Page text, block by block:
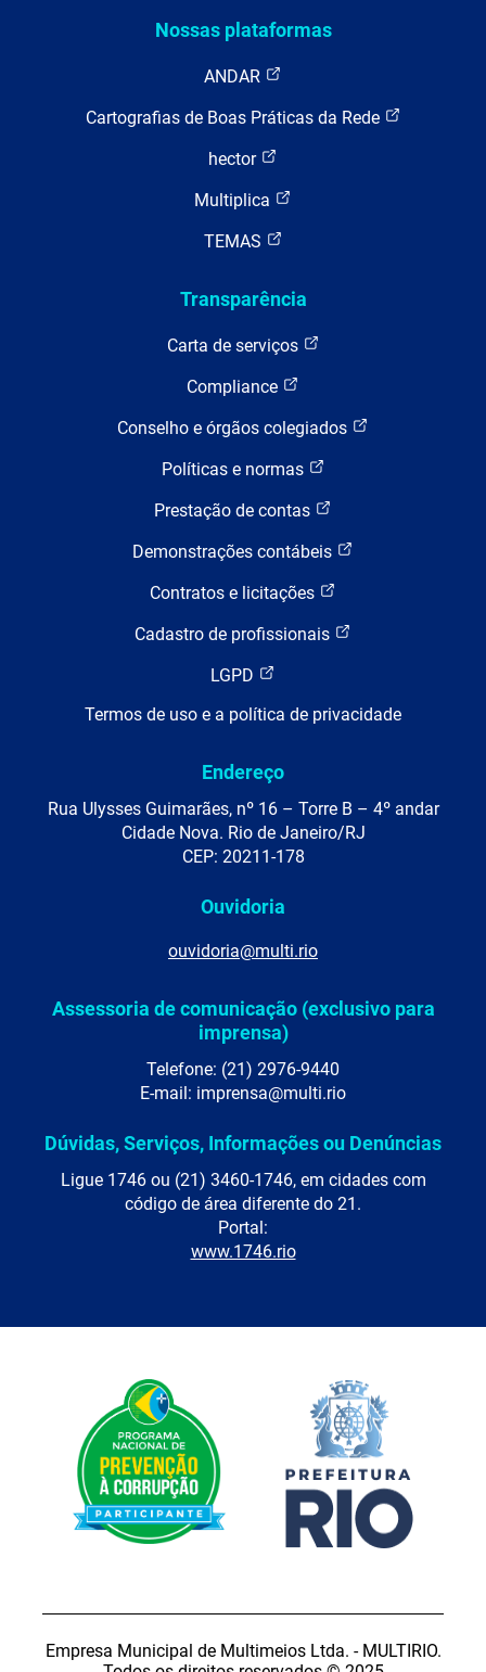
Nossas plataformas
ANDAR
Cartografias de Boas Práticas da Rede
hector
Multiplica
TEMAS
Transparência
Carta de serviços
Compliance
Conselho e órgãos colegiados
Políticas e normas
Prestação de contas
Demonstrações contábeis
Contratos e licitações
Cadastro de profissionais
LGPD
Termos de uso e a política de privacidade
Endereço
Rua Ulysses Guimarães, nº 16 – Torre B – 4º andar
Cidade Nova. Rio de Janeiro/RJ
CEP: 20211-178
Ouvidoria
ouvidoria@multi.rio
Assessoria de comunicação (exclusivo para
imprensa)
Telefone: (21) 2976-9440
E-mail: imprensa@multi.rio
Dúvidas, Serviços, Informações ou Denúncias
Ligue 1746 ou (21) 3460-1746, em cidades com
código de área diferente do 21.
Portal:
www.1746.rio
Empresa Municipal de Multimeios Ltda. - MULTIRIO.